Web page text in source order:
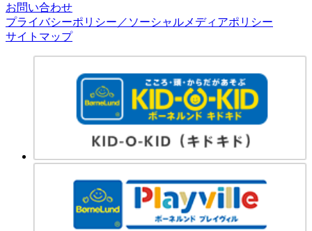
お問い合わせ
プライバシーポリシー／ソーシャルメディアポリシー
サイトマップ